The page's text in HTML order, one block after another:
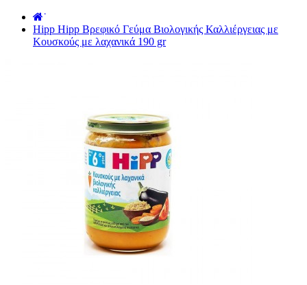
˙
Hipp Hipp Βρεφικό Γεύμα Βιολογικής Καλλιέργειας με
Κουσκούς με λαχανικά 190 gr